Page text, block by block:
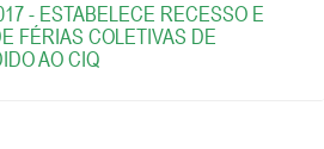
- ESTABELECE RECESSO E
FÉRIAS COLETIVAS DE
AO CIQ